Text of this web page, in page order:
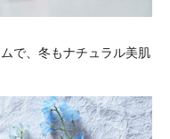
で、冬もナチュラル美肌